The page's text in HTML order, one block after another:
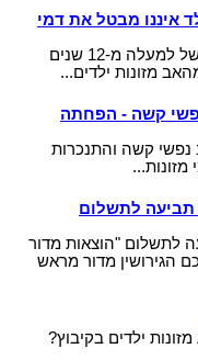
איננו מבטל את דמי
בית המשפט קבע כי למרות שהיה נתק של למעלה מ-12 שנים
מזונות ילדים...
קשה - הפחתה
נפשי קשה והתנכרות
לתשלום
לתשלום "הוצאות מדור
הגירושין מדור מראש
ילדים בקיבוץ?